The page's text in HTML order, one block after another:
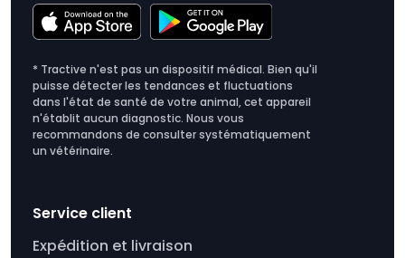
* Tractive n'est pas un dispositif médical. Bien qu'il
puisse détecter les tendances et fluctuations
dans l'état de santé de votre animal, cet appareil
n'établit aucun diagnostic. Nous vous
recommandons de consulter systématiquement
un vétérinaire.
Service client
Expédition et livraison